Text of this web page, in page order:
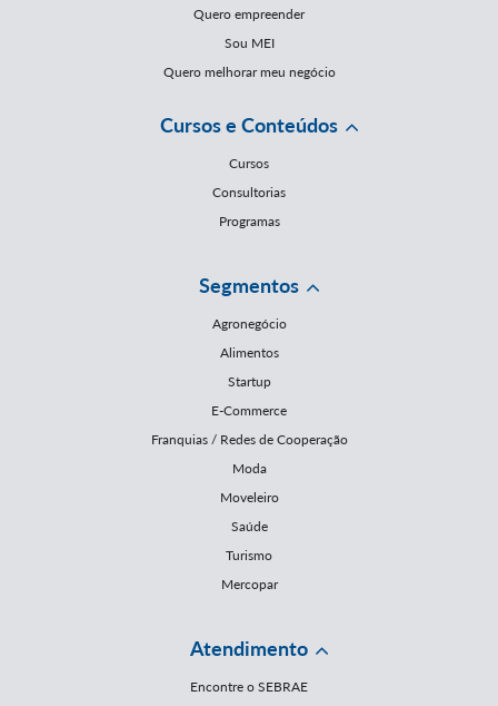
Quero empreender
Sou MEI
Quero melhorar meu negócio
Cursos e Conteúdos
Cursos
Consultorias
Programas
Segmentos
Agronegócio
Alimentos
Startup
E-Commerce
Franquias / Redes de Cooperação
Moda
Moveleiro
Saúde
Turismo
Mercopar
Atendimento
Encontre o SEBRAE